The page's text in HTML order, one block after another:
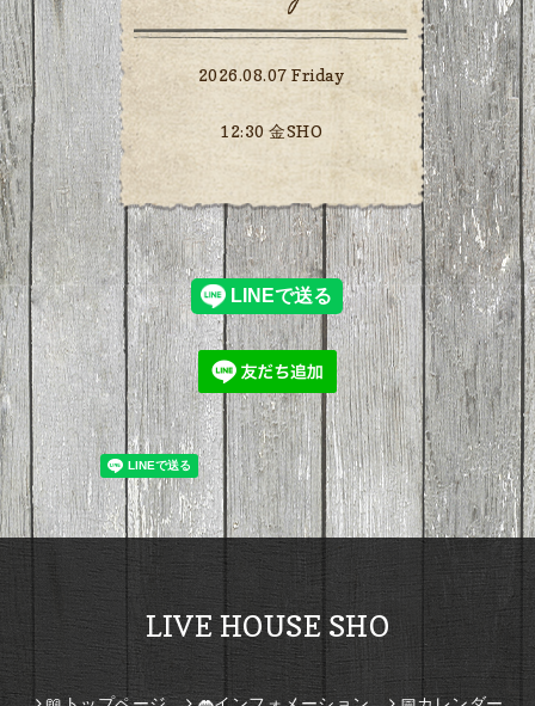
2026.08.07 Friday
12:30 金SHO
LIVE HOUSE SHO